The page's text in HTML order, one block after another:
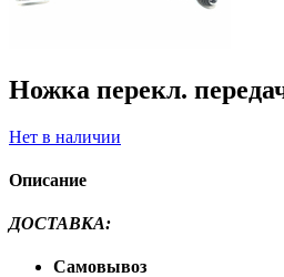
Ножка перекл.
Нет в наличии
Описание
ДОСТАВКА:
Самовывоз